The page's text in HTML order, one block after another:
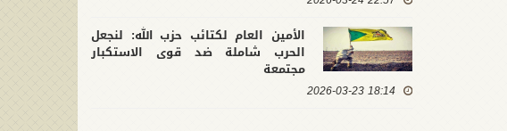
الأمين العام لكتائب حزب الله: لنجعل
الحرب شاملة ضد قوى الاستكبار
مجتمعة
18:14 2026-03-23